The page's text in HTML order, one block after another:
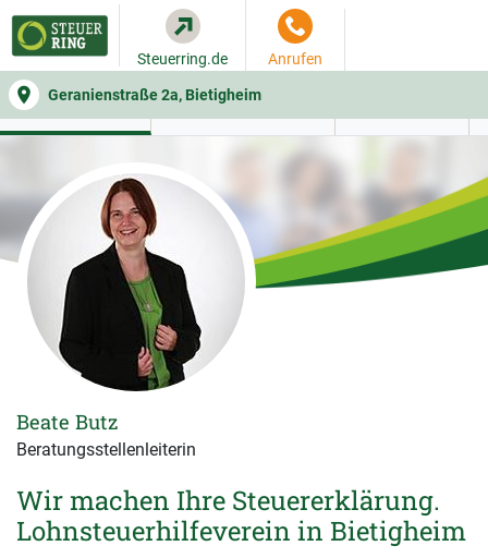
Geranienstraße 2a, Bietigheim
Steuerring.de Anrufen
WER SIE BERÄT BEITRAGSRECHNER
Wir machen Ihre Steuererklärung.
Lohnsteuerhilfeverein in Bietigheim
Beate Butz
Beratungsstellenleiterin